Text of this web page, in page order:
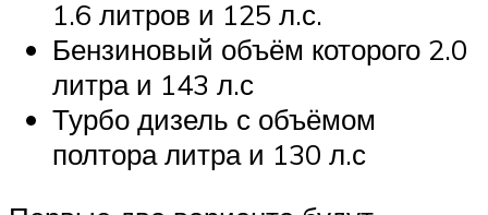
1.6 литров и 125 л.с.
Бензиновый объём которого 2.0
литра и 143 л.с
Турбо дизель с объёмом
полтора литра и 130 л.с